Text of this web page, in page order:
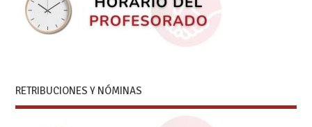
RETRIBUCIONES Y NÓMINAS